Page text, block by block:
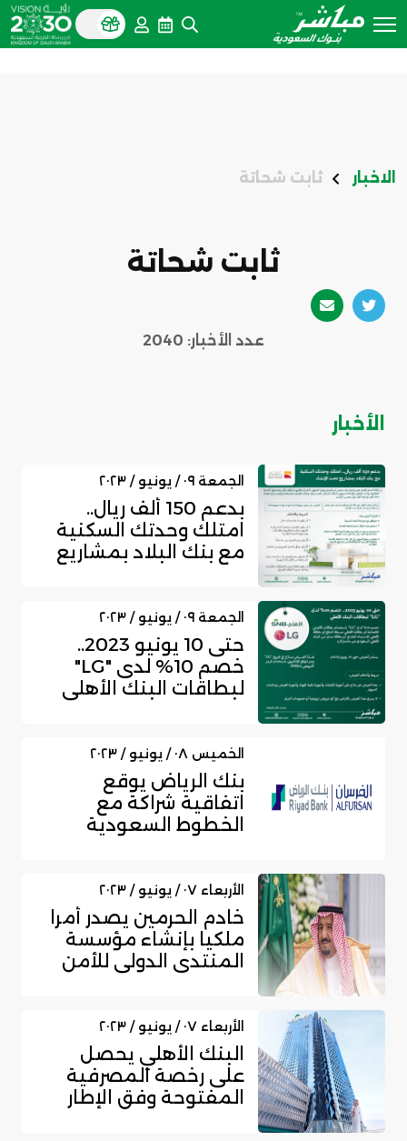
الاخبار ثابت شحاتة
ثابت شحاتة
عدد الأخبار: 2040
الأخبار
الجمعة ٠٩ / يونيو / ٢٠٢٣
بدعم 150 ألف ريال..
امتلك وحدتك السكنية
مع بنك البلاد بمشاريع
الجمعة ٠٩ / يونيو / ٢٠٢٣
حتى 10 يونيو 2023..
خصم 10% لدى "LG"
لبطاقات البنك الأهلي
الخميس ٠٨ / يونيو / ٢٠٢٣
بنك الرياض يوقع
اتفاقية شراكة مع
الخطوط السعودية
الأربعاء ٠٧ / يونيو / ٢٠٢٣
خادم الحرمين يصدر أمرا
ملكيا بإنشاء مؤسسة
المنتدى الدولي للأمن
الأربعاء ٠٧ / يونيو / ٢٠٢٣
البنك الأهلي يحصل
على رخصة المصرفية
المفتوحة وفق الإطار